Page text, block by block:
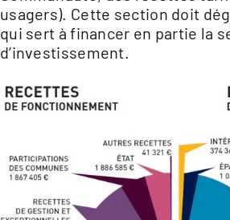
usagers). Cette section doit
qui sert à financer en partie la
d’investissement.